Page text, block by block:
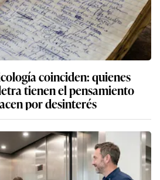
coinciden: quienes
tienen el pensamiento
por desinterés